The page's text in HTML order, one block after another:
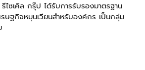
ไซเคิล กรุ๊ป ได้รับการรับรองมาตรฐาน
ษฐกิจหมุนเวียนสำหรับองค์กร เป็นกลุ่ม